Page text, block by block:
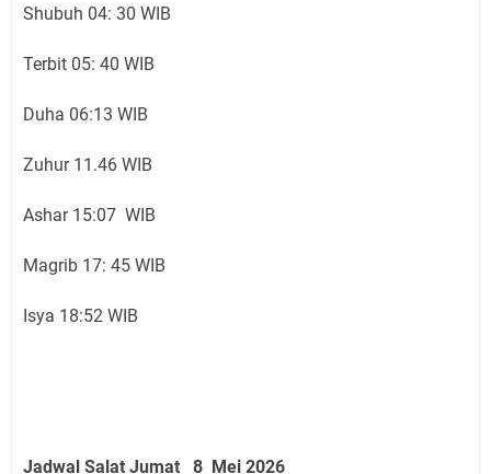
Shubuh 04: 30 WIB
Terbit 05: 40 WIB
Duha 06:13 WIB
Zuhur 11.46 WIB
Ashar 15:07 WIB
Magrib 17: 45 WIB
Isya 18:52 WIB
Jadwal Salat Jumat 8 Mei 2026